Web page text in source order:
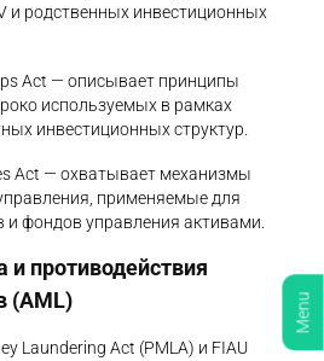
и родственных инвестиционных
Act — описывает принципы
используемых в рамках
инвестиционных структур.
Act — охватывает механизмы
применяемые для
фондов управления активами.
противодействия
(AML)
Laundering Act (PMLA) и FIAU
Menu